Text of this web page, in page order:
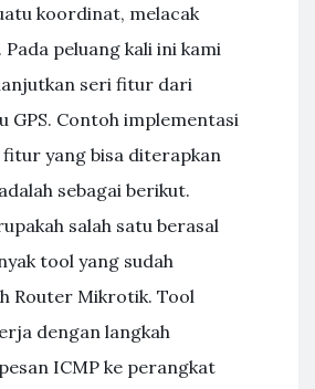
koordinat, melacak
peluang kali ini kami
seri fitur dari
GPS. Contoh implementasi
yang bisa diterapkan
sebagai berikut.
salah satu berasal
tool yang sudah
Router Mikrotik. Tool
dengan langkah
ICMP ke perangkat